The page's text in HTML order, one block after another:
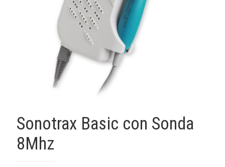
Sonotrax Basic con Sonda
8Mhz